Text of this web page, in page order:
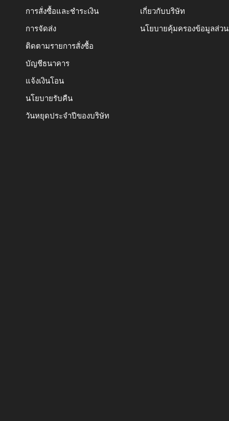
การสั่งซื้อและชำระเงิน
การจัดส่ง
ติดตามรายการสั่งซื้อ
บัญชีธนาคาร
แจ้งเงินโอน
นโยบายรับคืน
วันหยุดประจำปีของบริษัท
เกี่ยวกับบริษัท
นโยบายคุ้มครองข้อมูลส่ว